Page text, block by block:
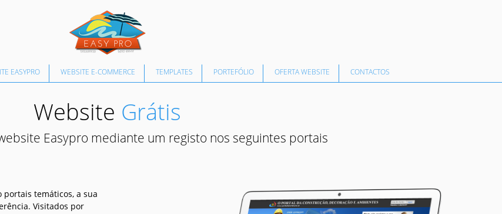
EASYPRO WEBSITE E-COMMERCE TEMPLATES PORTEFÓLIO OFERTA WEBSITE CONTACTOS
Website Grátis
Easypro mediante um registo nos seguintes portais
temáticos, a sua
Visitados por